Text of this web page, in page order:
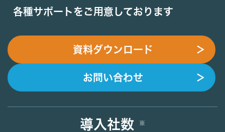
各種サポートをご用意しております
資料ダウンロード ＞
お問い合わせ ＞
導入社数